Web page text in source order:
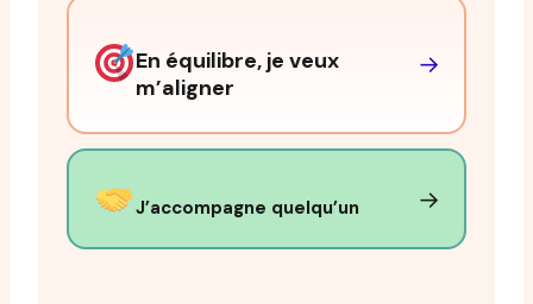
En équilibre, je veux
m’aligner
→
J’accompagne quelqu’un →